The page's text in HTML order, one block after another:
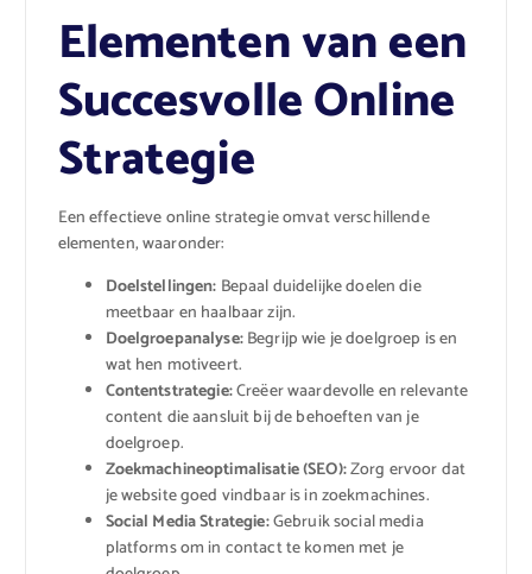
Elementen van een
Succesvolle Online
Strategie
Een effectieve online strategie omvat verschillende
elementen, waaronder:
Doelstellingen: Bepaal duidelijke doelen die
meetbaar en haalbaar zijn.
Doelgroepanalyse:Begrijp wie je doelgroep is en
wat hen motiveert.
Contentstrategie:Creëer waardevolle en relevante
content die aansluit bij de behoeften van je
doelgroep.
Zoekmachineoptimalisatie (SEO):Zorg ervoor dat
je website goed vindbaar is in zoekmachines.
Social Media Strategie:Gebruik social media
platforms om in contact te komen met je